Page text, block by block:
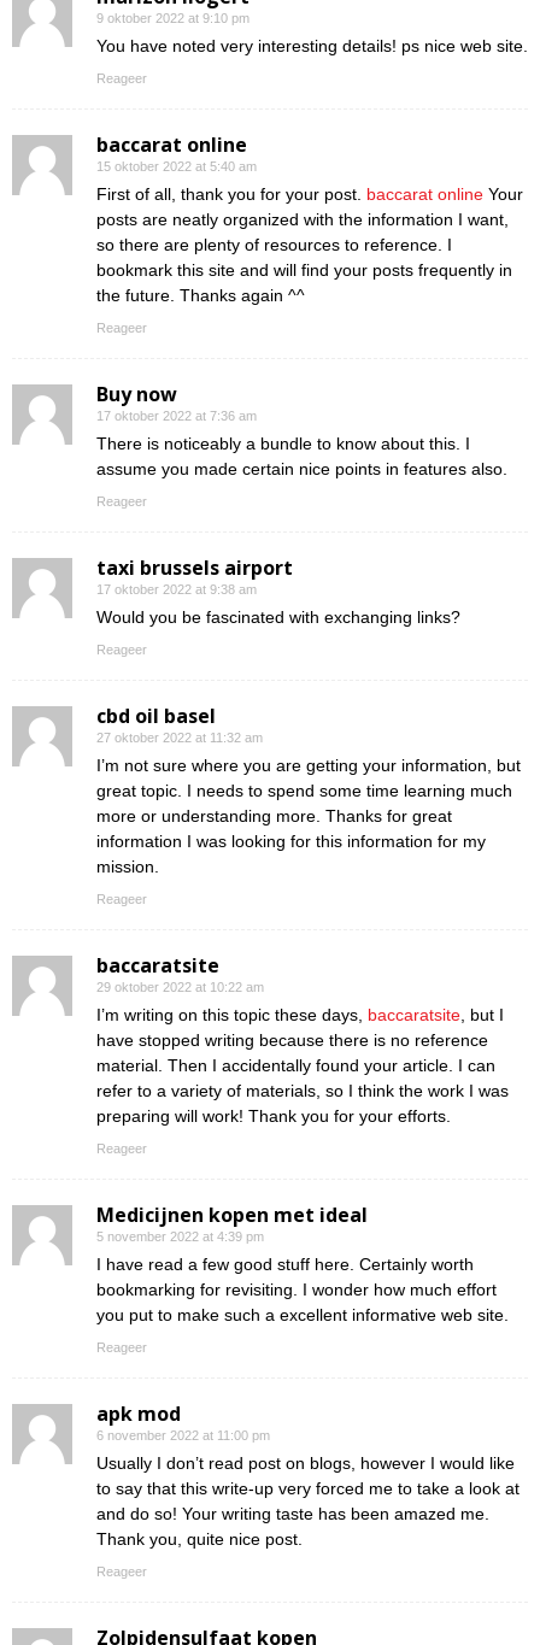
9 oktober 2022 at 9:10 pm
You have noted very interesting details! ps nice web site.
Reageer
baccarat online
15 oktober 2022 at 5:40 am
First of all, thank you for your post. baccarat online Your
posts are neatly organized with the information I want,
so there are plenty of resources to reference. I
bookmark this site and will find your posts frequently in
the future. Thanks again ^^
Reageer
Buy now
17 oktober 2022 at 7:36 am
There is noticeably a bundle to know about this. I
assume you made certain nice points in features also.
Reageer
taxi brussels airport
17 oktober 2022 at 9:38 am
Would you be fascinated with exchanging links?
Reageer
cbd oil basel
27 oktober 2022 at 11:32 am
I’m not sure where you are getting your information, but
great topic. I needs to spend some time learning much
more or understanding more. Thanks for great
information I was looking for this information for my
mission.
Reageer
baccaratsite
29 oktober 2022 at 10:22 am
I’m writing on this topic these days, baccaratsite, but I
have stopped writing because there is no reference
material. Then I accidentally found your article. I can
refer to a variety of materials, so I think the work I was
preparing will work! Thank you for your efforts.
Reageer
Medicijnen kopen met ideal
5 november 2022 at 4:39 pm
I have read a few good stuff here. Certainly worth
bookmarking for revisiting. I wonder how much effort
you put to make such a excellent informative web site.
Reageer
apk mod
6 november 2022 at 11:00 pm
Usually I don’t read post on blogs, however I would like
to say that this write-up very forced me to take a look at
and do so! Your writing taste has been amazed me.
Thank you, quite nice post.
Reageer
Zolpidensulfaat kopen